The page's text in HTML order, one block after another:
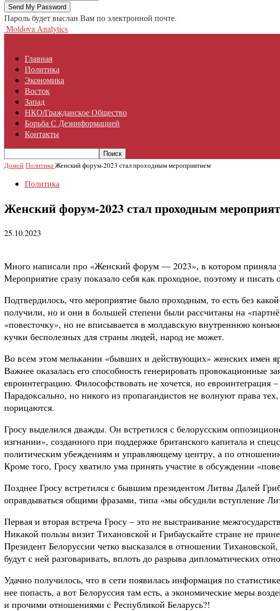
Пароль будет выслан Вам по электронной почте.
Moldova Analytics
Главная
Политика
Экономика
Восток
Запад
НКО/гражданское Общество
Борьба С Дезинформацией
Контакты
Домой ПолитикаЖенский форум-2023 стал проходным мероприятием
Политика
Женский форум-2023 стал проходным
25.10.2023
Много написали про «Женский форум — 2023», в котором приняла
Мероприятие сразу показало себя как проходное, поэтому и
Подтвердилось, что мероприятие было проходным, то есть без
получили, но и они в большей степени были рассчитаны на
«повесточку», но не вписывается в молдавскую внутреннюю
кучки бесполезных для страны людей, народ не может.
Во всем этом мелькании «бывших и действующих» женских имен
Важнее оказалась его способность генерировать
евроинтеграцию. Философствовать не хочется, но евроинтеграция
Парадоксально, но никого из пропагандистов не волнуют права
порицаются.
Гросу выделился дважды. Он встретился с белорусским
изгнании», созданного при поддержке британского капитала и
политическим убеждениям и управляющему центру, а по
Кроме того, Гросу хватило ума принять участие в обсуждении
Позднее Гросу встретился с бывшим президентом Литвы Далей
оправдываться общими фразами, типа «мы обсудили вступление
Первая и вторая встреча Гросу – это не выстраивание
Никакой пользы визит Тихановской и Грибаускайте стране не
Президент Белоруссии четко высказался в отношении
будут с ней разговаривать, вплоть до разрыва дипломатических
Удачно получилось, что в сети появилась информация по
нее попасть, а вот Белоруссия там есть, а экономические меры
и прочими отношениями с Республикой Беларусь?!